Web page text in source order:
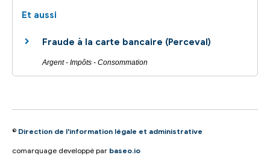
Et aussi
Fraude à la carte bancaire (Perceval)
Argent - Impôts - Consommation
© Direction de l'information légale et administrative
comarquage developpé par baseo.io